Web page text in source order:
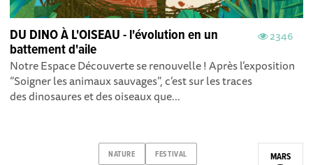
2346
DU DINO À L'OISEAU - l'évolution en un
battement d'aile
Notre Espace Découverte se renouvelle ! Après l’exposition
“Soigner les animaux sauvages”, c’est sur les traces
des dinosaures et des oiseaux que...
NATURE FESTIVAL MARS